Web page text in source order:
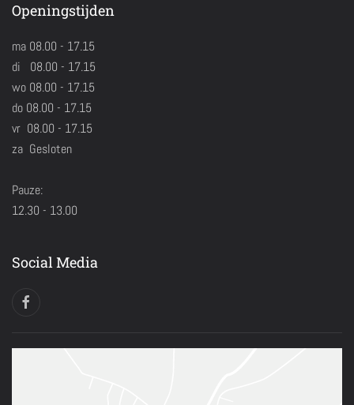
Openingstijden
ma 08.00 - 17.15
di 08.00 - 17.15
wo 08.00 - 17.15
do 08.00 - 17.15
vr 08.00 - 17.15
za Gesloten
Pauze:
12.30 - 13.00
Social Media